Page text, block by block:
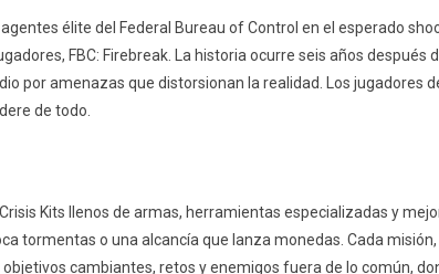
élite del Federal Bureau of Control en el esperado
FBC: Firebreak. La historia ocurre seis años después
por amenazas que distorsionan la realidad. Los jugadores
de todo.
Kits llenos de armas, herramientas especializadas y
tormentas o una alcancía que lanza monedas. Cada
cambiantes, retos y enemigos fuera de lo común,